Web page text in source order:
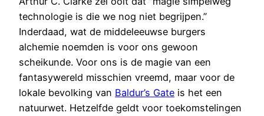
technologie is die we nog niet begrijpen.”
Inderdaad, wat de middeleeuwse burgers
alchemie noemden is voor ons gewoon
scheikunde. Voor ons is de magie van een
fantasywereld misschien vreemd, maar voor de
lokale bevolking van Baldur’s Gate is het een
natuurwet. Hetzelfde geldt voor toekomstelingen